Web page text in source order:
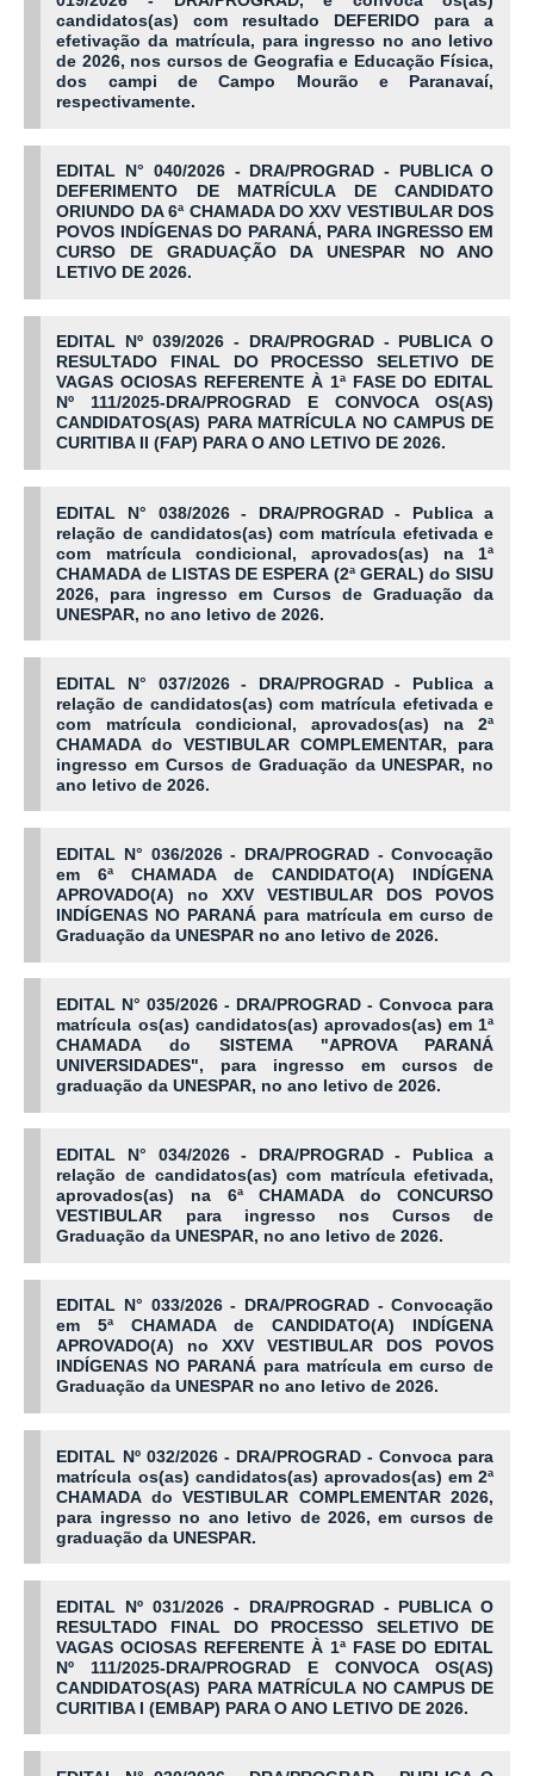
candidatos(as) com resultado DEFERIDO para a
efetivação da matrícula, para ingresso no ano letivo
de 2026, nos cursos de Geografia e Educação Física,
dos campi de Campo Mourão e Paranavaí,
respectivamente.
EDITAL N° 040/2026 - DRA/PROGRAD - PUBLICA O
DEFERIMENTO DE MATRÍCULA DE CANDIDATO
ORIUNDO DA 6ª CHAMADA DO XXV VESTIBULAR DOS
POVOS INDÍGENAS DO PARANÁ, PARA INGRESSO EM
CURSO DE GRADUAÇÃO DA UNESPAR NO ANO
LETIVO DE 2026.
EDITAL Nº 039/2026 - DRA/PROGRAD - PUBLICA O
RESULTADO FINAL DO PROCESSO SELETIVO DE
VAGAS OCIOSAS REFERENTE À 1ª FASE DO EDITAL
Nº 111/2025-DRA/PROGRAD E CONVOCA OS(AS)
CANDIDATOS(AS) PARA MATRÍCULA NO CAMPUS DE
CURITIBA II (FAP) PARA O ANO LETIVO DE 2026.
EDITAL N° 038/2026 - DRA/PROGRAD - Publica a
relação de candidatos(as) com matrícula efetivada e
com matrícula condicional, aprovados(as) na 1ª
CHAMADA de LISTAS DE ESPERA (2ª GERAL) do SISU
2026, para ingresso em Cursos de Graduação da
UNESPAR, no ano letivo de 2026.
EDITAL N° 037/2026 - DRA/PROGRAD - Publica a
relação de candidatos(as) com matrícula efetivada e
com matrícula condicional, aprovados(as) na 2ª
CHAMADA do VESTIBULAR COMPLEMENTAR, para
ingresso em Cursos de Graduação da UNESPAR, no
ano letivo de 2026.
EDITAL N° 036/2026 - DRA/PROGRAD - Convocação
em 6ª CHAMADA de CANDIDATO(A) INDÍGENA
APROVADO(A) no XXV VESTIBULAR DOS POVOS
INDÍGENAS NO PARANÁ para matrícula em curso de
Graduação da UNESPAR no ano letivo de 2026.
EDITAL N° 035/2026 - DRA/PROGRAD - Convoca para
matrícula os(as) candidatos(as) aprovados(as) em 1ª
CHAMADA do SISTEMA "APROVA PARANÁ
UNIVERSIDADES", para ingresso em cursos de
graduação da UNESPAR, no ano letivo de 2026.
EDITAL N° 034/2026 - DRA/PROGRAD - Publica a
relação de candidatos(as) com matrícula efetivada,
aprovados(as) na 6ª CHAMADA do CONCURSO
VESTIBULAR para ingresso nos Cursos de
Graduação da UNESPAR, no ano letivo de 2026.
EDITAL N° 033/2026 - DRA/PROGRAD - Convocação
em 5ª CHAMADA de CANDIDATO(A) INDÍGENA
APROVADO(A) no XXV VESTIBULAR DOS POVOS
INDÍGENAS NO PARANÁ para matrícula em curso de
Graduação da UNESPAR no ano letivo de 2026.
EDITAL Nº 032/2026 - DRA/PROGRAD - Convoca para
matrícula os(as) candidatos(as) aprovados(as) em 2ª
CHAMADA do VESTIBULAR COMPLEMENTAR 2026,
para ingresso no ano letivo de 2026, em cursos de
graduação da UNESPAR.
EDITAL Nº 031/2026 - DRA/PROGRAD - PUBLICA O
RESULTADO FINAL DO PROCESSO SELETIVO DE
VAGAS OCIOSAS REFERENTE À 1ª FASE DO EDITAL
Nº 111/2025-DRA/PROGRAD E CONVOCA OS(AS)
CANDIDATOS(AS) PARA MATRÍCULA NO CAMPUS DE
CURITIBA I (EMBAP) PARA O ANO LETIVO DE 2026.